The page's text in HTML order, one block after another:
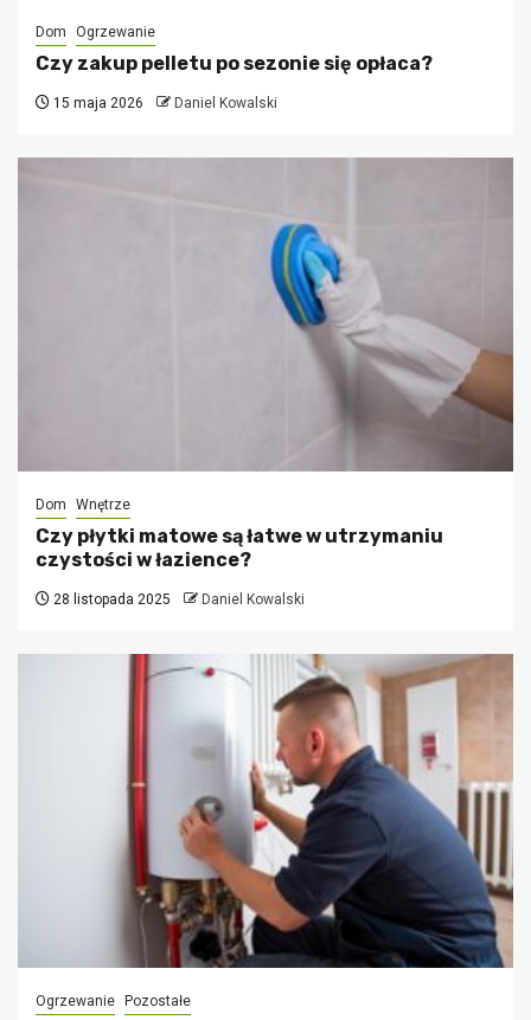
Dom Ogrzewanie
Czy zakup pelletu po sezonie się opłaca?
15 maja 2026 Daniel Kowalski
Dom Wnętrze
Czy płytki matowe są łatwe w utrzymaniu
czystości w łazience?
28 listopada 2025 Daniel Kowalski
Ogrzewanie Pozostałe